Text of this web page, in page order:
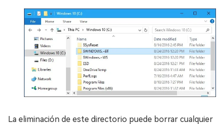
La eliminación de este directorio puede borrar cualquier